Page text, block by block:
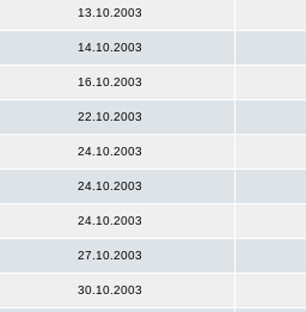
13.10.2003
14.10.2003
16.10.2003
22.10.2003
24.10.2003
24.10.2003
24.10.2003
27.10.2003
30.10.2003